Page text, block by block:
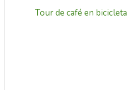
Tour de café en bicicleta